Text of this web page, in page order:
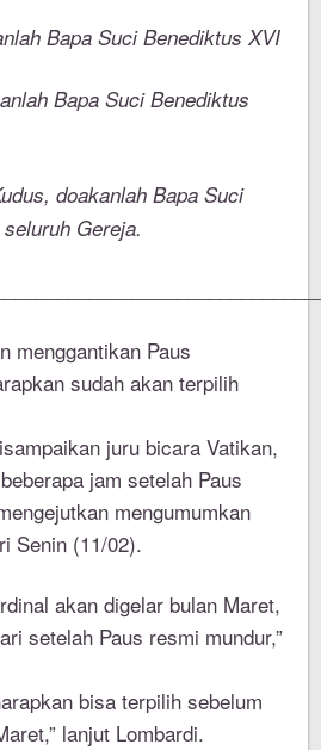
Bapa Suci Benediktus XVI
Bapa Suci Benediktus
doakanlah Bapa Suci
Gereja.
menggantikan Paus
sudah akan terpilih
juru bicara Vatikan,
jam setelah Paus
mengumumkan
Senin (11/02).
akan digelar bulan Maret,
setelah Paus resmi mundur,”
bisa terpilih sebelum
lanjut Lombardi.